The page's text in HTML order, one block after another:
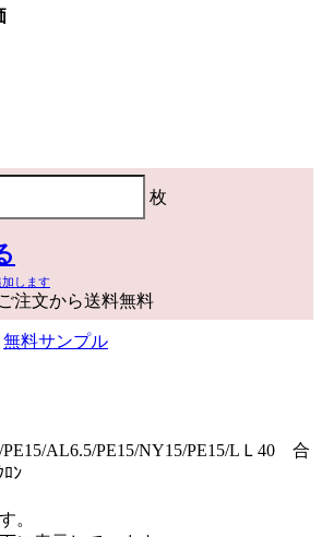
枚
します
注文から送料無料
無料サンプル
PE15/AL6.5/PE15/NY15/PE15/LＬ40 合
ﾛﾝ
。